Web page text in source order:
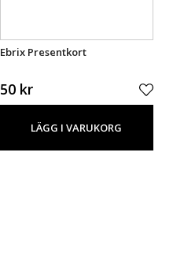
Ebrix Presentkort
50 kr
LÄGG I VARUKORG